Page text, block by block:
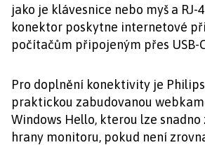
jako je klávesnice nebo myš a RJ-
konektor poskytne internetové
počítačům připojeným přes USB-
Pro doplnění konektivity je
praktickou zabudovanou
Windows Hello, kterou lze snadno
hrany monitoru, pokud není